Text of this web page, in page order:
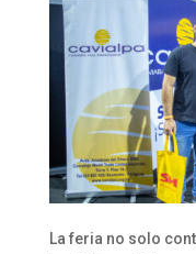
La feria no solo